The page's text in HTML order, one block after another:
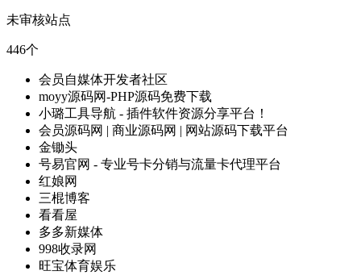
未审核站点
446个
会员自媒体开发者社区
moyy源码网-PHP源码免费下载
小璐工具导航 - 插件软件资源分享平台！
会员源码网 | 商业源码网 | 网站源码下载平台
金锄头
号易官网 - 专业号卡分销与流量卡代理平台
红娘网
三棍博客
看看屋
多多新媒体
998收录网
旺宝体育娱乐